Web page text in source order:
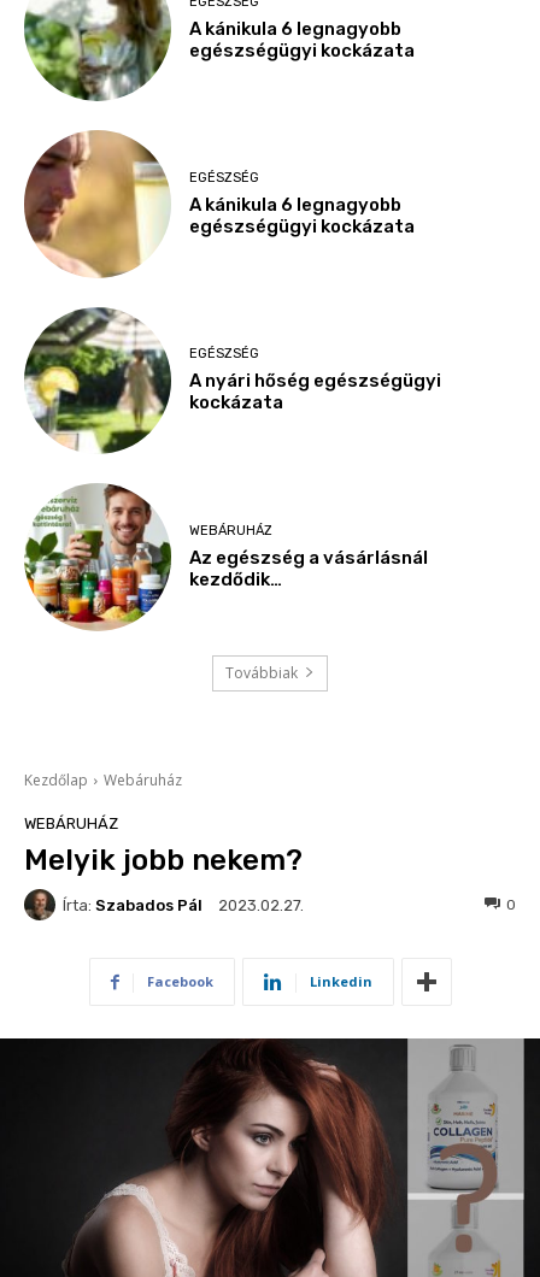
A kánikula 6 legnagyobb
egészségügyi kockázata
EGÉSZSÉG
A kánikula 6 legnagyobb
egészségügyi kockázata
EGÉSZSÉG
A nyári hőség egészségügyi
kockázata
WEBÁRUHÁZ
Az egészség a vásárlásnál
kezdődik…
Továbbiak